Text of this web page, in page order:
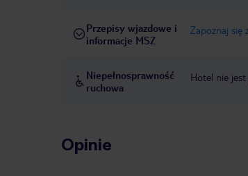
Przepisy wjazdowe i
informacje MSZ
Zapoznaj się
Niepełnosprawność
ruchowa
Hotel nie
Opinie